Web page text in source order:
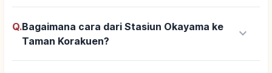
Q.Bagaimana cara dari Stasiun Okayama ke
Taman Korakuen?
keyboard_arrow_down